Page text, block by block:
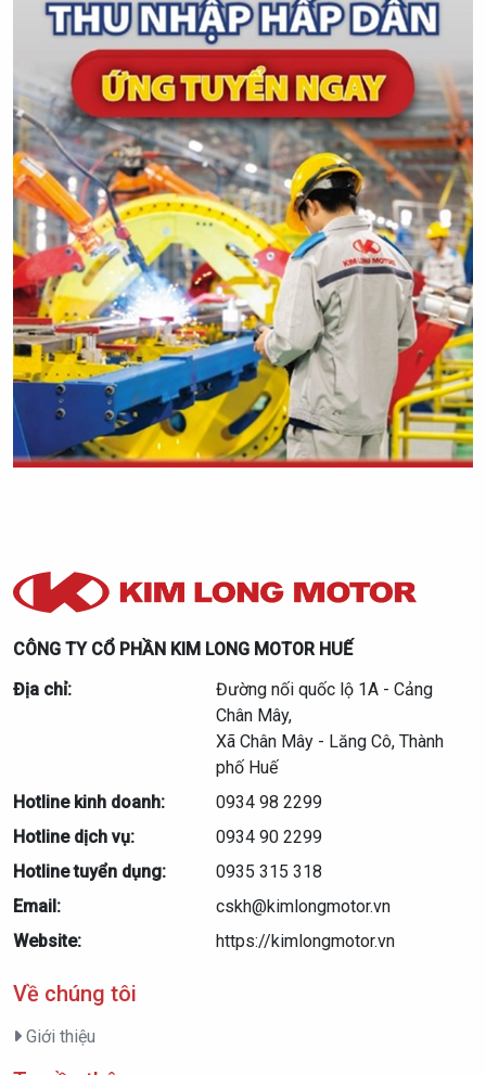
CÔNG TY CỔ PHẦN KIM LONG MOTOR HUẾ
Địa chỉ:
Đường nối quốc lộ 1A - Cảng
Chân Mây,
Xã Chân Mây - Lăng Cô, Thành
phố Huế
Hotline kinh doanh:
0934 98 2299
Hotline dịch vụ:
0934 90 2299
Hotline tuyển dụng:
0935 315 318
Email:
cskh@kimlongmotor.vn
Website:
https://kimlongmotor.vn
Về chúng tôi
Giới thiệu